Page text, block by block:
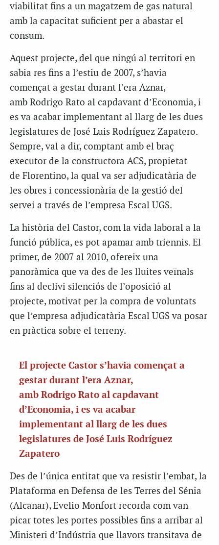
viabilitat fins a un magatzem de gas natural
amb la capacitat suficient per a abastar el
consum.
Aquest projecte, del que ningú al territori en
sabia res fins a l’estiu de 2007, s’havia
començat a gestar durant l’era Aznar,
amb Rodrigo Rato al capdavant d’Economia, i
es va acabar implementant al llarg de les dues
legislatures de José Luis Rodríguez Zapatero.
Sempre, val a dir, comptant amb el braç
executor de la constructora ACS, propietat
de Florentino, la qual va ser adjudicatària de
les obres i concessionària de la gestió del
servei a través de l’empresa Escal UGS.
La història del Castor, com la vida laboral a la
funció pública, es pot apamar amb triennis. El
primer, de 2007 al 2010, ofereix una
panoràmica que va des de les lluites veïnals
fins al declivi silenciós de l’oposició al
projecte, motivat per la compra de voluntats
que l’empresa adjudicatària Escal UGSva posar
en pràctica sobre el terreny.
El projecte Castor s’havia començat a
gestar durant l’era Aznar,
amb Rodrigo Rato al capdavant
d’Economia, i es va acabar
implementant al llarg de les dues
legislatures de José Luis Rodríguez
Zapatero
Des de l’única entitat que va resistir l’embat, la
Plataforma en Defensa de les Terres del Sénia
(Alcanar), Evelio Monfort recorda com van
picar totes les portes possibles fins a arribar al
Ministeri d’Indústria que llavors transitava de